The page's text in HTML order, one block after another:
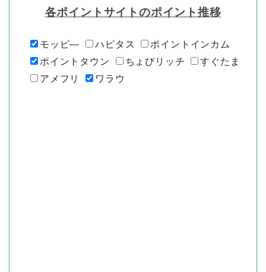
各ポイントサイトのポイント推移
モッピ― ハピタス
ポイントインカム
ポイントタウン
ちょびリッチ
すぐたま
アメフリ
ワラウ